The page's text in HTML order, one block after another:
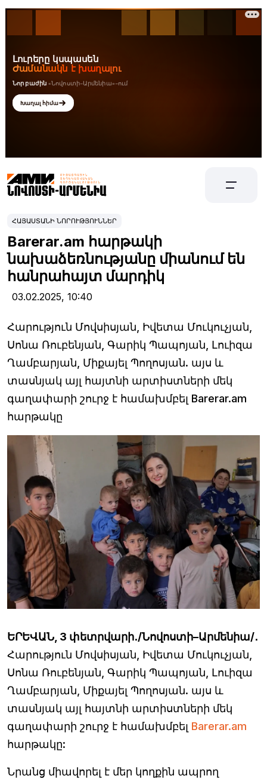
ՀԱՅԱՍՏԱՆԻ ՆՈՐՈՒԹՅՈՒՆՆԵՐ
Barerar.am հարթակի
նախաձեռնությանը միանում են
հանրահայտ մարդիկ
03.02.2025, 10:40
Հարություն Մովսիսյան, Իվետա Մուկուչյան,
Սոնա Ռուբենյան, Գարիկ Պապոյան, Լուիզա
Ղամբարյան, Միքայել Պողոսյան. այս և
տասնյակ այլ հայտնի արտիստների մեկ
գաղափարի շուրջ է համախմբել Barerar.am
հարթակը
ԵՐԵՎԱՆ, 3 փետրվարի․/Նովոստի–Արմենիա/․
Հարություն Մովսիսյան, Իվետա Մուկուչյան,
Սոնա Ռուբենյան, Գարիկ Պապոյան, Լուիզա
Ղամբարյան, Միքայել Պողոսյան. այս և
տասնյակ այլ հայտնի արտիստների մեկ
գաղափարի շուրջ է համախմբել Barerar.am
հարթակը:
Նրանց միավորել է մեր կողքին ապրող